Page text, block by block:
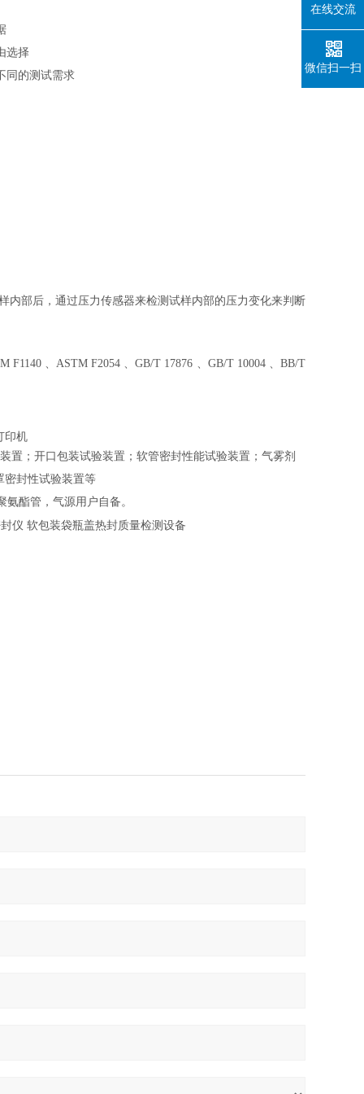
选择
同的测试需求
内部后，通过压力传感器来检测试样内部的压力变化来判断
F1140 、ASTM F2054 、GB/T 17876 、GB/T 10004 、BB/T
印机
置；开口包装试验装置；软管密封性能试验装置；气雾剂
密封性试验装置等
氨酯管，气源用户自备。
在线交流
微信扫一扫